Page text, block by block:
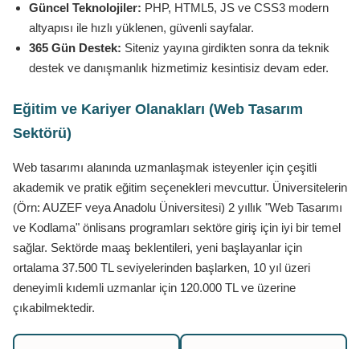
Güncel Teknolojiler: PHP, HTML5, JS ve CSS3 modern
altyapısı ile hızlı yüklenen, güvenli sayfalar.
365 Gün Destek: Siteniz yayına girdikten sonra da teknik
destek ve danışmanlık hizmetimiz kesintisiz devam eder.
Eğitim ve Kariyer Olanakları (Web Tasarım
Sektörü)
Web tasarımı alanında uzmanlaşmak isteyenler için çeşitli
akademik ve pratik eğitim seçenekleri mevcuttur. Üniversitelerin
(Örn: AUZEF veya Anadolu Üniversitesi) 2 yıllık "Web Tasarımı
ve Kodlama" önlisans programları sektöre giriş için iyi bir temel
sağlar. Sektörde maaş beklentileri, yeni başlayanlar için
ortalama 37.500 TL seviyelerinden başlarken, 10 yıl üzeri
deneyimli kıdemli uzmanlar için 120.000 TL ve üzerine
çıkabilmektedir.